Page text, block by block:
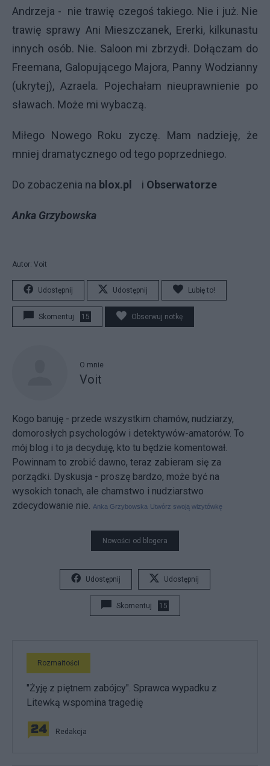
Andrzeja - nie trawię czegoś takiego. Nie i już. Nie
trawię sprawy Ani Mieszczanek, Ererki, kilkunastu
innych osób. Nie. Saloon mi zbrzydł. Dołączam do
Freemana, Galopującego Majora, Panny Wodzianny
(ukrytej), Azraela. Pojechałam nieuprawnienie po
sławach. Może mi wybaczą.
Miłego Nowego Roku zyczę. Mam nadzieję, że
mniej dramatycznego od tego poprzedniego.
Do zobaczenia na blox.pl i Obserwatorze
Anka Grzybowska
Autor: Voit
Udostępnij Udostępnij Lubię to!
Skomentuj 15 Obserwuj notkę
O mnie
Voit
Kogo banuję - przede wszystkim chamów, nudziarzy,
domorosłych psychologów i detektywów-amatorów. To
mój blog i to ja decyduję, kto tu będzie komentował.
Powinnam to zrobić dawno, teraz zabieram się za
porządki. Dyskusja - proszę bardzo, może być na
wysokich tonach, ale chamstwo i nudziarstwo
zdecydowanie nie.
Anka Grzybowska Utwórz swoją wizytówkę
Nowości od blogera
Udostępnij Udostępnij
Skomentuj 15
Rozmaitości
"Żyję z piętnem zabójcy". Sprawca wypadku z
Litewką wspomina tragedię
Redakcja